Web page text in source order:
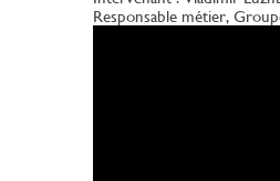
Responsable métier,